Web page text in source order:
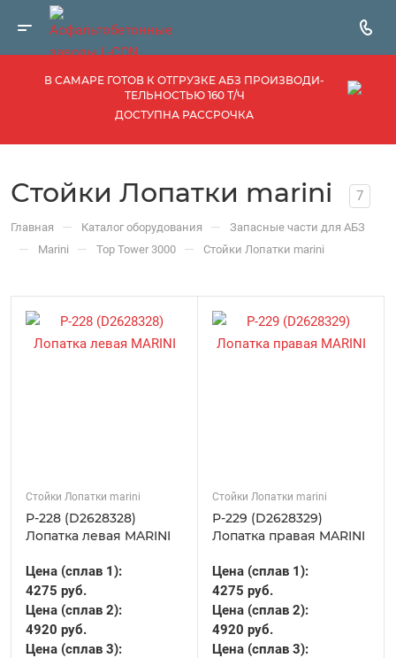
В САМАРЕ ГОТОВ К ОТГРУЗКЕ АБЗ ПРОИЗВОДИ­
ТЕЛЬНОСТЬЮ 160 Т/Ч
ДОСТУПНА РАССРОЧКА
Стойки Лопатки marini 7
Главная — Каталог оборудования — Запасные части для АБЗ
— Marini — Top Tower 3000 — Стойки Лопатки marini
Стойки Лопатки marini
Р-228 (D2628328)
Лопатка левая MARINI
Цена (сплав 1):
4275 руб.
Цена (сплав 2):
4920 руб.
Цена (сплав 3):
Стойки Лопатки marini
Р-229 (D2628329)
Лопатка правая MARINI
Цена (сплав 1):
4275 руб.
Цена (сплав 2):
4920 руб.
Цена (сплав 3):